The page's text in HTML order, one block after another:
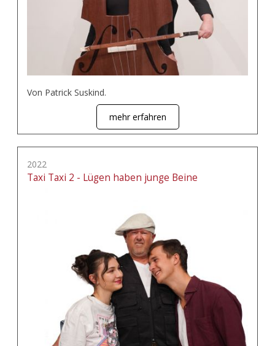
Von Patrick Suskind.
mehr erfahren
2022
Taxi Taxi 2 - Lügen haben junge Beine